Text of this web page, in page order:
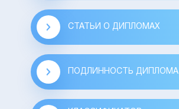
СТАТЬИ О ДИПЛОМАХ
ПОДЛИННОСТЬ ДИПЛОМА